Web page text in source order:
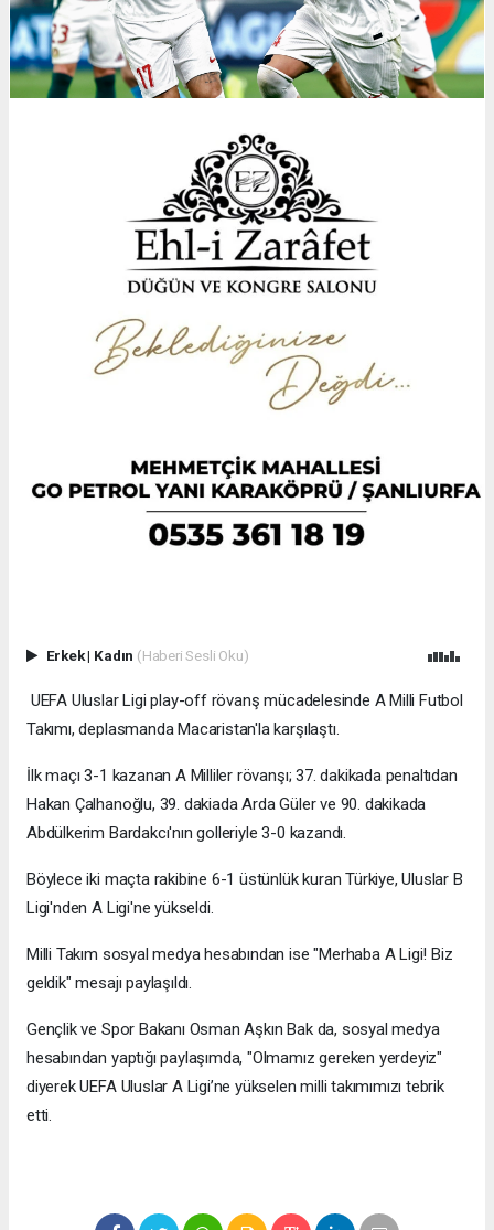
Erkek| Kadın (Haberi Sesli Oku)
UEFA Uluslar Ligi play-off rövanş mücadelesinde A Milli Futbol
Takımı, deplasmanda Macaristan'la karşılaştı.
İlk maçı 3-1 kazanan A Milliler rövanşı; 37. dakikada penaltıdan
Hakan Çalhanoğlu, 39. dakiada Arda Güler ve 90. dakikada
Abdülkerim Bardakcı'nın golleriyle 3-0 kazandı.
Böylece iki maçta rakibine 6-1 üstünlük kuran Türkiye, Uluslar B
Ligi'nden A Ligi'ne yükseldi.
Milli Takım sosyal medya hesabından ise "Merhaba A Ligi! Biz
geldik" mesajı paylaşıldı.
Gençlik ve Spor Bakanı Osman Aşkın Bak da, sosyal medya
hesabından yaptığı paylaşımda, "Olmamız gereken yerdeyiz"
diyerek UEFA Uluslar A Ligi’ne yükselen milli takımımızı tebrik
etti.